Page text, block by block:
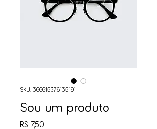
SKU: 366615376135191
Sou um produto
R$ 7,50